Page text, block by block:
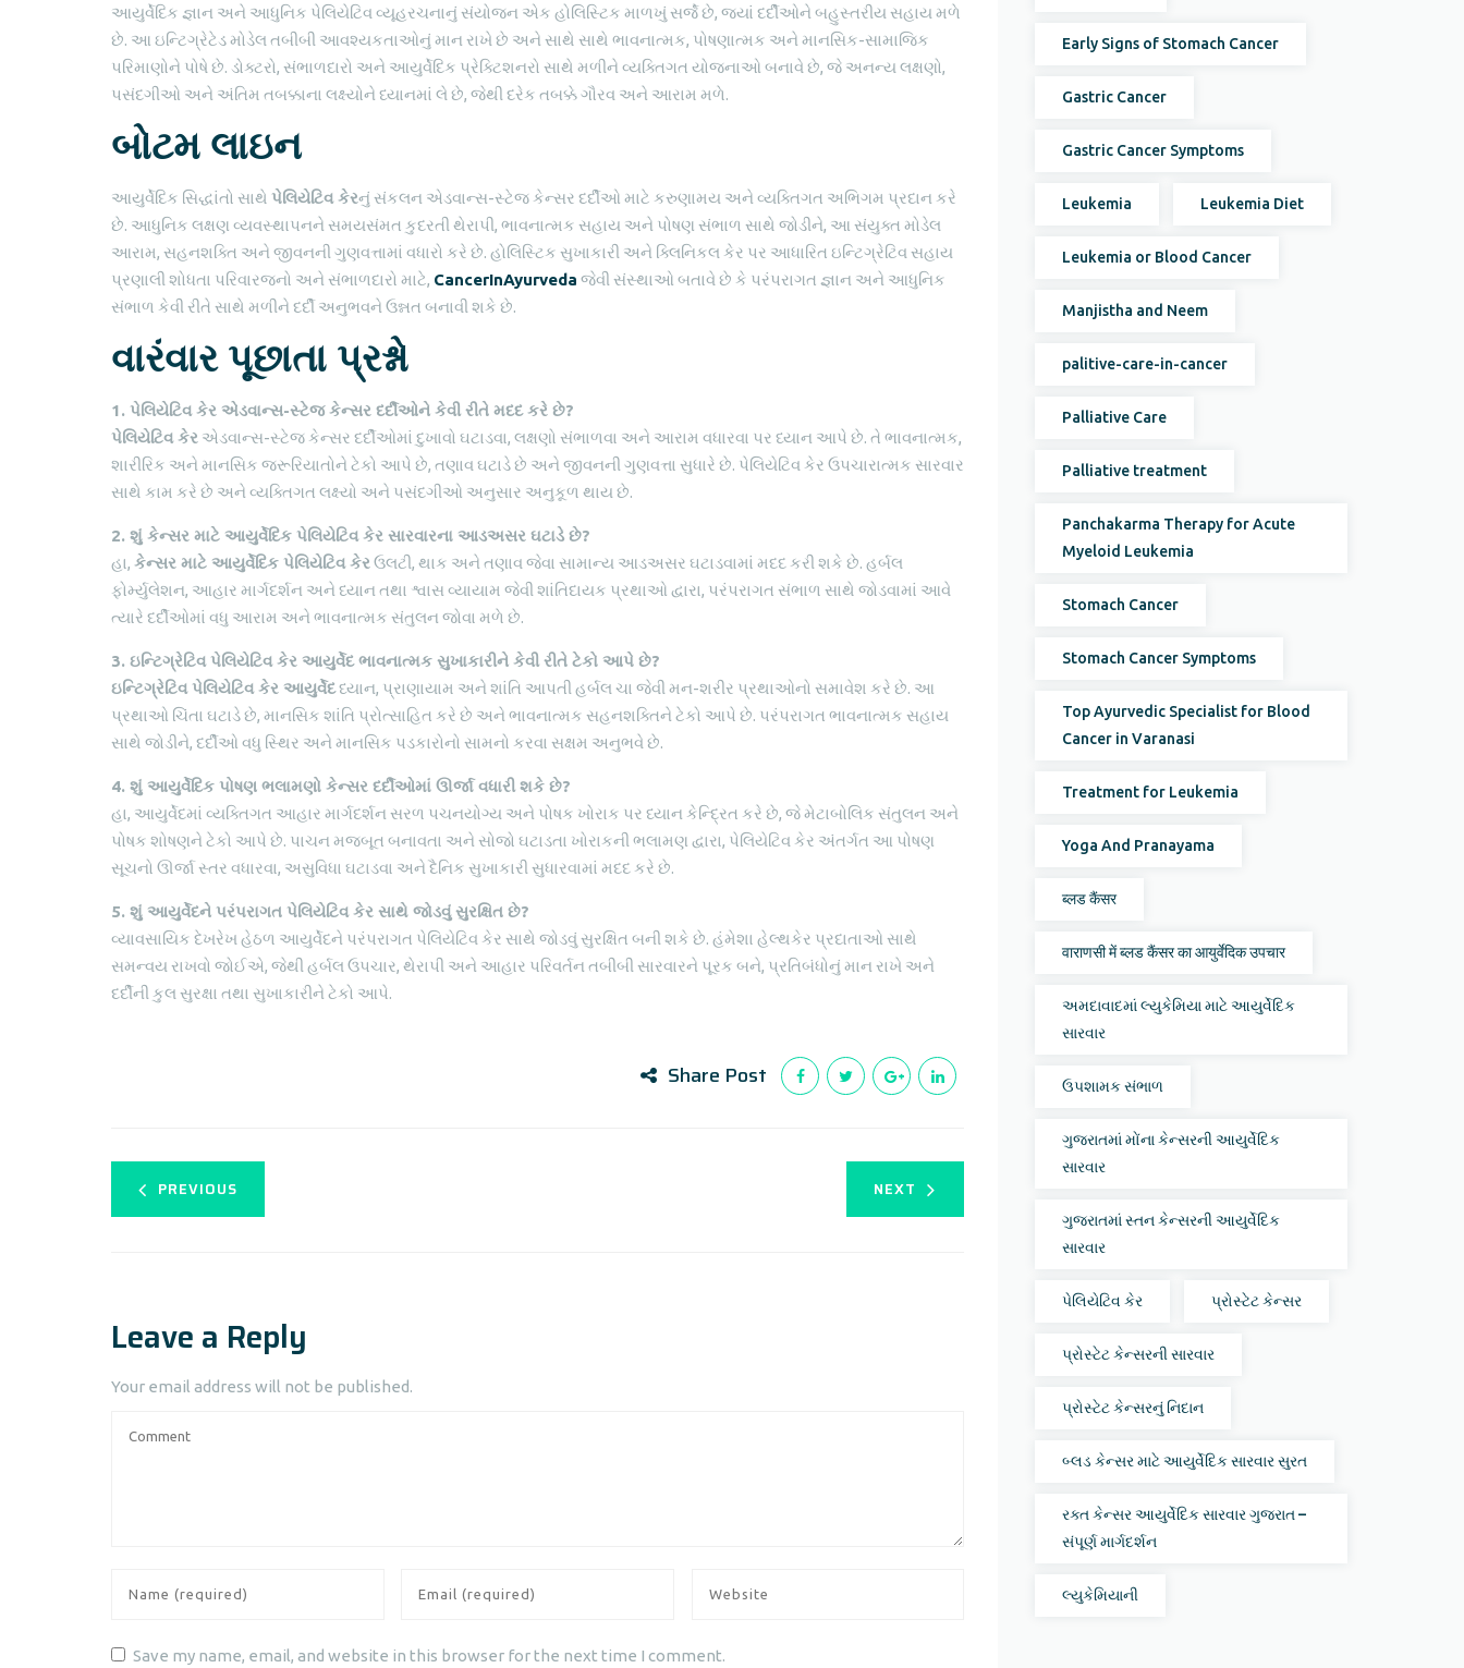
આયુર્વેદિક જ્ઞાન અને આધુનિક પેલિયેટિવ વ્યૂહરચનાનું સંયોજન એક હોલિસ્ટિક માળખું સર્જે છે, જ્યાં દર્દીઓને બહુસ્તરીય સહાય મળે
છે. આ ઇન્ટિગ્રેટેડ મોડેલ તબીબી આવશ્યકતાઓનું માન રાખે છે અને સાથે સાથે ભાવનાત્મક, પોષણાત્મક અને માનસિક-સામાજિક
પરિમાણોને પોષે છે. ડોક્ટરો, સંભાળદારો અને આયુર્વેદિક પ્રેક્ટિશનરો સાથે મળીને વ્યક્તિગત યોજનાઓ બનાવે છે, જે અનન્ય લક્ષણો,
પસંદગીઓ અને અંતિમ તબક્કાના લક્ષ્યોને ધ્યાનમાં લે છે, જેથી દરેક તબક્કે ગૌરવ અને આરામ મળે.
બોટમ લાઇન
આયુર્વેદિક સિદ્ધાંતો સાથે પેલિયેટિવ કેરનું સંકલન એડવાન્સ-સ્ટેજ કેન્સર દર્દીઓ માટે કરુણામય અને વ્યક્તિગત અભિગમ પ્રદાન કરે
છે. આધુનિક લક્ષણ વ્યવસ્થાપનને સમયસંમત કુદરતી થેરાપી, ભાવનાત્મક સહાય અને પોષણ સંભાળ સાથે જોડીને, આ સંયુક્ત મોડેલ
આરામ, સહનશક્તિ અને જીવનની ગુણવત્તામાં વધારો કરે છે. હોલિસ્ટિક સુખાકારી અને ક્લિનિકલ કેર પર આધારિત ઇન્ટિગ્રેટિવ સહાય
પ્રણાલી શોધતા પરિવારજનો અને સંભાળદારો માટે, CancerInAyurveda જેવી સંસ્થાઓ બતાવે છે કે પરંપરાગત જ્ઞાન અને આધુનિક
સંભાળ કેવી રીતે સાથે મળીને દર્દી અનુભવને ઉન્નત બનાવી શકે છે.
વારંવાર પૂછાતા પ્રશ્નો
1. પેલિયેટિવ કેર એડવાન્સ-સ્ટેજ કેન્સર દર્દીઓને કેવી રીતે મદદ કરે છે?
પેલિયેટિવ કેર એડવાન્સ-સ્ટેજ કેન્સર દર્દીઓમાં દુખાવો ઘટાડવા, લક્ષણો સંભાળવા અને આરામ વધારવા પર ધ્યાન આપે છે. તે ભાવનાત્મક,
શારીરિક અને માનસિક જરૂરિયાતોને ટેકો આપે છે, તણાવ ઘટાડે છે અને જીવનની ગુણવત્તા સુધારે છે. પેલિયેટિવ કેર ઉપચારાત્મક સારવાર
સાથે કામ કરે છે અને વ્યક્તિગત લક્ષ્યો અને પસંદગીઓ અનુસાર અનુકૂળ થાય છે.
2. શું કેન્સર માટે આયુર્વેદિક પેલિયેટિવ કેર સારવારના આડઅસર ઘટાડે છે?
હા, કેન્સર માટે આયુર્વેદિક પેલિયેટિવ કેરઉલટી, થાક અને તણાવ જેવા સામાન્ય આડઅસર ઘટાડવામાં મદદ કરી શકે છે. હર્બલ
ફોર્મ્યુલેશન, આહાર માર્ગદર્શન અને ધ્યાન તથા શ્વાસ વ્યાયામ જેવી શાંતિદાયક પ્રથાઓ દ્વારા, પરંપરાગત સંભાળ સાથે જોડવામાં આવે
ત્યારે દર્દીઓમાં વધુ આરામ અને ભાવનાત્મક સંતુલન જોવા મળે છે.
3. ઇન્ટિગ્રેટિવ પેલિયેટિવ કેર આયુર્વેદ ભાવનાત્મક સુખાકારીને કેવી રીતે ટેકો આપે છે?
ઇન્ટિગ્રેટિવ પેલિયેટિવ કેર આયુર્વેદધ્યાન, પ્રાણાયામ અને શાંતિ આપતી હર્બલ ચા જેવી મન-શરીર પ્રથાઓનો સમાવેશ કરે છે. આ
પ્રથાઓ ચિંતા ઘટાડે છે, માનસિક શાંતિ પ્રોત્સાહિત કરે છે અને ભાવનાત્મક સહનશક્તિને ટેકો આપે છે. પરંપરાગત ભાવનાત્મક સહાય
સાથે જોડીને, દર્દીઓ વધુ સ્થિર અને માનસિક પડકારોનો સામનો કરવા સક્ષમ અનુભવે છે.
4. શું આયુર્વેદિક પોષણ ભલામણો કેન્સર દર્દીઓમાં ઊર્જા વધારી શકે છે?
હા, આયુર્વેદમાં વ્યક્તિગત આહાર માર્ગદર્શન સરળ પચનયોગ્ય અને પોષક ખોરાક પર ધ્યાન કેન્દ્રિત કરે છે, જે મેટાબોલિક સંતુલન અને
પોષક શોષણને ટેકો આપે છે. પાચન મજબૂત બનાવતા અને સોજો ઘટાડતા ખોરાકની ભલામણ દ્વારા, પેલિયેટિવ કેર અંતર્ગત આ પોષણ
સૂચનો ઊર્જા સ્તર વધારવા, અસુવિધા ઘટાડવા અને દૈનિક સુખાકારી સુધારવામાં મદદ કરે છે.
5. શું આયુર્વેદને પરંપરાગત પેલિયેટિવ કેર સાથે જોડવું સુરક્ષિત છે?
વ્યાવસાયિક દેખરેખ હેઠળ આયુર્વેદને પરંપરાગત પેલિયેટિવ કેર સાથે જોડવું સુરક્ષિત બની શકે છે. હંમેશા હેલ્થકેર પ્રદાતાઓ સાથે
સમન્વય રાખવો જોઈએ, જેથી હર્બલ ઉપચાર, થેરાપી અને આહાર પરિવર્તન તબીબી સારવારને પૂરક બને, પ્રતિબંધોનું માન રાખે અને
દર્દીની કુલ સુરક્ષા તથા સુખાકારીને ટેકો આપે.
Share Post
PREVIOUS NEXT
Leave a Reply
Your email address will not be published.
Save my name, email, and website in this browser for the next time I comment.
Early Signs of Stomach Cancer
Gastric Cancer
Gastric Cancer Symptoms
Leukemia Leukemia Diet
Leukemia or Blood Cancer
Manjistha and Neem
palitive-care-in-cancer
Palliative Care
Palliative treatment
Panchakarma Therapy for Acute
Myeloid Leukemia
Stomach Cancer
Stomach Cancer Symptoms
Top Ayurvedic Specialist for Blood
Cancer in Varanasi
Treatment for Leukemia
Yoga And Pranayama
ब्लड कैंसर
वाराणसी में ब्लड कैंसर का आयुर्वेदिक उपचार
અમદાવાદમાં લ્યુકેમિયા માટે આયુર્વેદિક
સારવાર
ઉપશામક સંભાળ
ગુજરાતમાં મોંના કેન્સરની આયુર્વેદિક
સારવાર
ગુજરાતમાં સ્તન કેન્સરની આયુર્વેદિક
સારવાર
પેલિયેટિવ કેર પ્રોસ્ટેટ કેન્સર
પ્રોસ્ટેટ કેન્સરની સારવાર
પ્રોસ્ટેટ કેન્સરનું નિદાન
બ્લડ કેન્સર માટે આયુર્વેદિક સારવાર સુરત
રક્ત કેન્સર આયુર્વેદિક સારવાર ગુજરાત –
સંપૂર્ણ માર્ગદર્શન
લ્યુકેમિયાની